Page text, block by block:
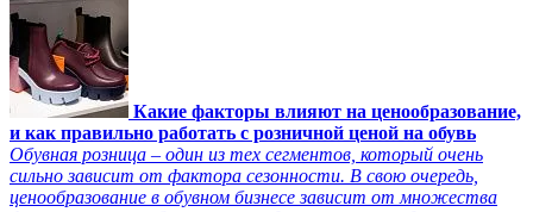
Какие факторы влияют на ценообразование,
и как правильно работать с розничной ценой на обувь
Обувная розница – один из тех сегментов, который очень
сильно зависит от фактора сезонности. В свою очередь,
ценообразование в обувном бизнесе зависит от множества